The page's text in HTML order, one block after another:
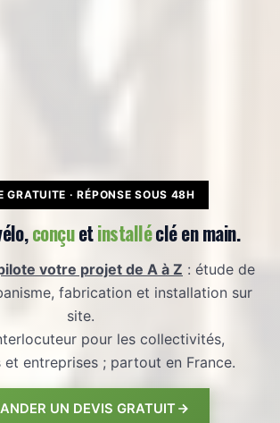
GRATUITE · RÉPONSE SOUS 48H
conçuetinstalléclé en main.
votre projet de A à Z : étude de
fabrication et installation sur
site.
pour les collectivités,
et entreprises ; partout en France.
UN DEVIS GRATUIT